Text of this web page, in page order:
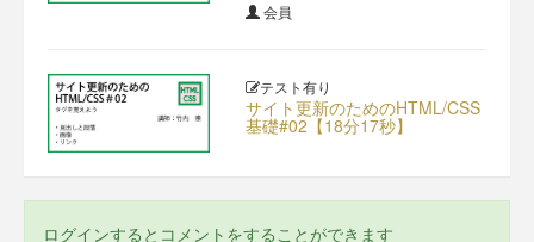
会員
テスト有り
サイト更新のためのHTML/CSS
基礎#02【18分17秒】
ログインするとコメントをすることができます